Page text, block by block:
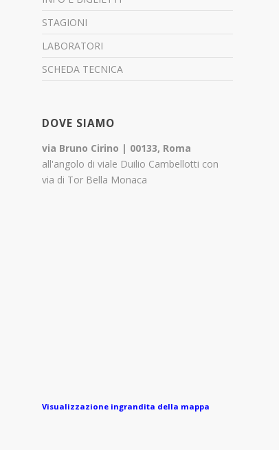
STAGIONI
LABORATORI
SCHEDA TECNICA
DOVE SIAMO
via Bruno Cirino | 00133, Roma
all'angolo di viale Duilio Cambellotti con
via di Tor Bella Monaca
Visualizzazione ingrandita della mappa